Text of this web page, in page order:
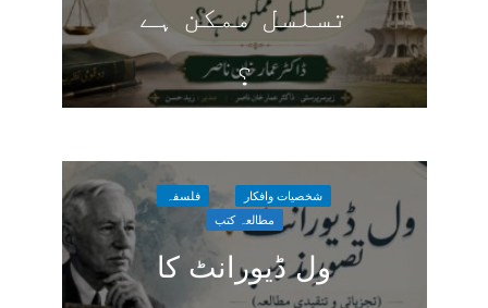
تسلسل ممکن ہے
؟
شخصیات وافکار
فلسفہ
مطالعہ کتب
ول ڈیورانٹ کا